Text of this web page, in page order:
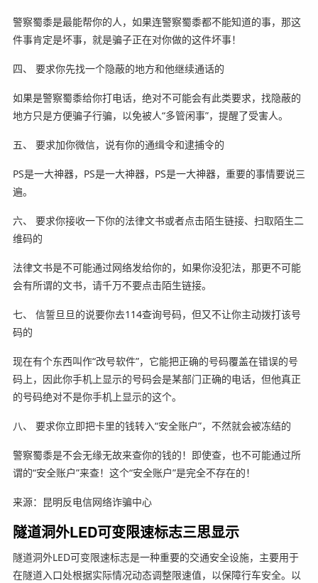
警察蜀黍是最能帮你的人，如果连警察蜀黍都不能知道的事，那这
件事肯定是坏事，就是骗子正在对你做的这件坏事！
四、 要求你先找一个隐蔽的地方和他继续通话的
如果是警察蜀黍给你打电话，绝对不可能会有此类要求，找隐蔽的
地方只是方便骗子行骗，以免被人“多管闲事”，提醒了受害人。
五、 要求加你微信，说有你的通缉令和逮捕令的
PS是一大神器，PS是一大神器，PS是一大神器，重要的事情要说三
遍。
六、 要求你接收一下你的法律文书或者点击陌生链接、扫取陌生二
维码的
法律文书是不可能通过网络发给你的，如果你没犯法，那更不可能
会有所谓的文书，请千万不要点击陌生链接。
七、 信誓旦旦的说要你去114查询号码，但又不让你主动拨打该号
码的
现在有个东西叫作“改号软件”，它能把正确的号码覆盖在错误的号
码上，因此你手机上显示的号码会是某部门正确的电话，但他真正
的号码绝对不是你手机上显示的这个。
八、 要求你立即把卡里的钱转入“安全账户”，不然就会被冻结的
警察蜀黍是不会无缘无故来查你的钱的！即使查，也不可能通过所
谓的“安全账户”来查！这个“安全账户”是完全不存在的！
来源：昆明反电信网络诈骗中心
隧道洞外LED可变限速标志三思显示
隧道洞外LED可变限速标志是一种重要的交通安全设施，主要用于
在隧道入口处根据实际情况动态调整限速值，以保障行车安全。以